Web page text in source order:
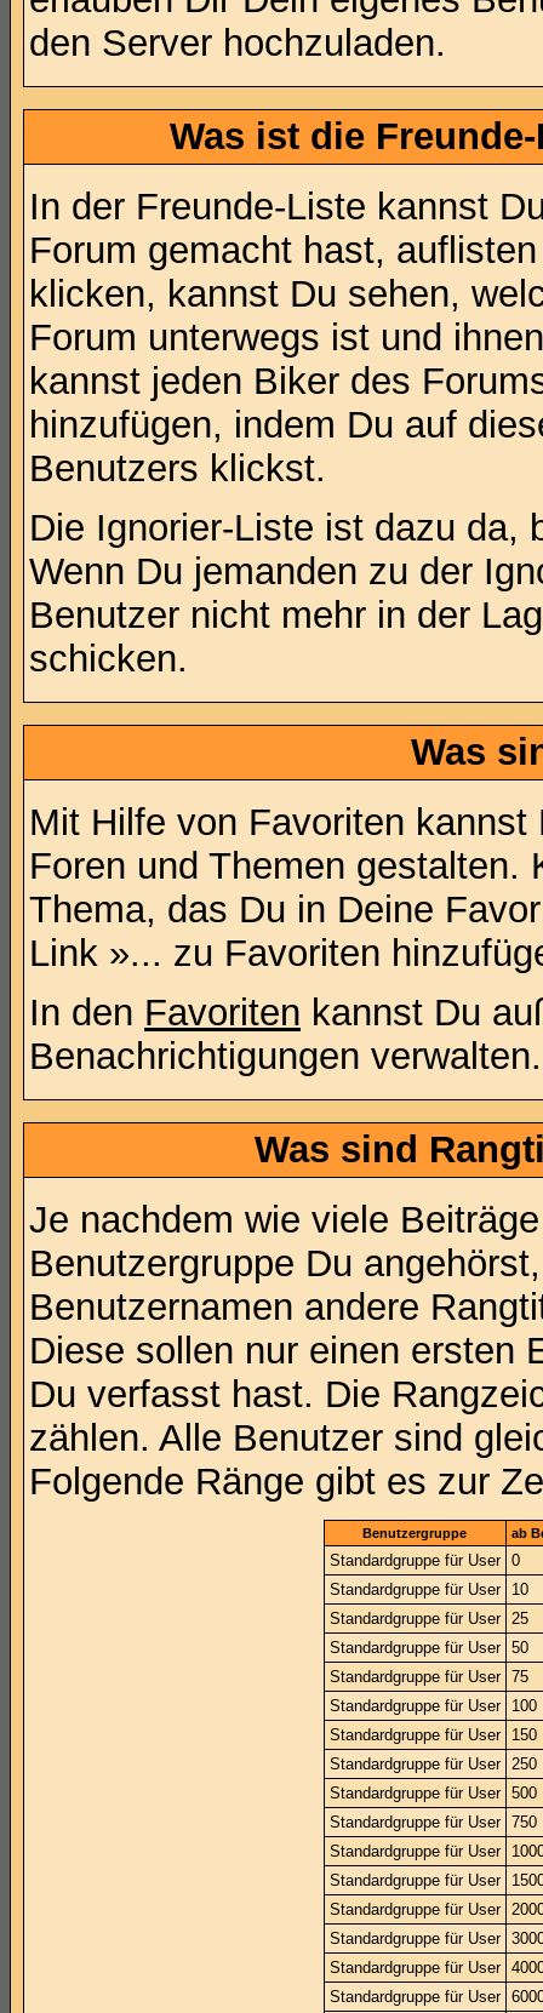
den Server hochzuladen.
Was ist die
In der Freunde-Liste kannst
Forum gemacht hast,
klicken, kannst Du sehen,
Forum unterwegs ist und
kannst jeden Biker des
hinzufügen, indem Du auf
Benutzers klickst.
Die Ignorier-Liste ist dazu da,
Wenn Du jemanden zu der
Benutzer nicht mehr in der
schicken.
Was
Mit Hilfe von Favoriten
Foren und Themen gestalten.
Thema, das Du in Deine
Link »... zu Favoriten
In den Favoriten kannst Du
Benachrichtigungen verwalten.
Was sind
Je nachdem wie viele
Benutzergruppe Du
Benutzernamen andere
Diese sollen nur einen ersten
Du verfasst hast. Die
zählen. Alle Benutzer sind
Folgende Ränge gibt es zur
Benutzergruppe ab
Standardgruppe für User
0
Standardgruppe für User
10
Standardgruppe für User
25
Standardgruppe für User
50
Standardgruppe für User
75
Standardgruppe für User
100
Standardgruppe für User
150
Standardgruppe für User
250
Standardgruppe für User
500
Standardgruppe für User
750
Standardgruppe für User
Standardgruppe für User
Standardgruppe für User
Standardgruppe für User
Standardgruppe für User
Standardgruppe für User